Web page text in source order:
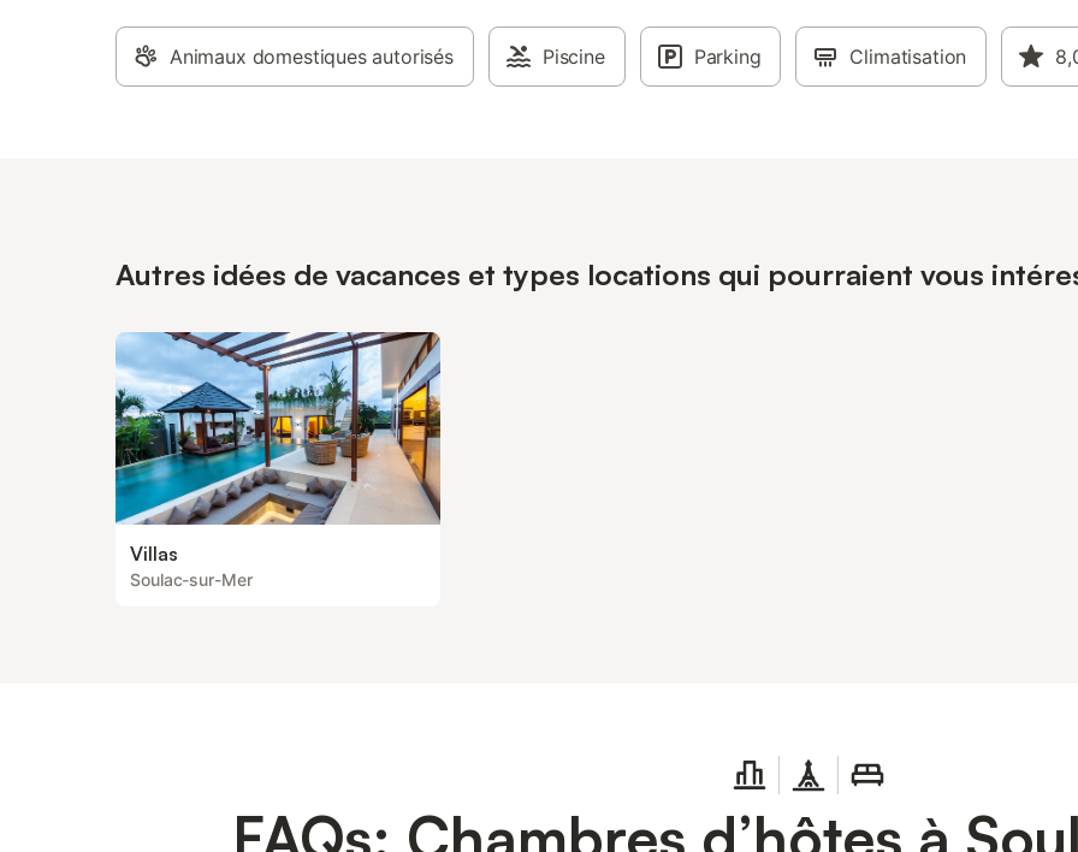
Animaux domestiques autorisés Piscine Parking Climatisation
Autres idées de vacances et types locations qui pourraient vous
Villas
Soulac-sur-Mer
FAQs: Chambres d’hôtes à